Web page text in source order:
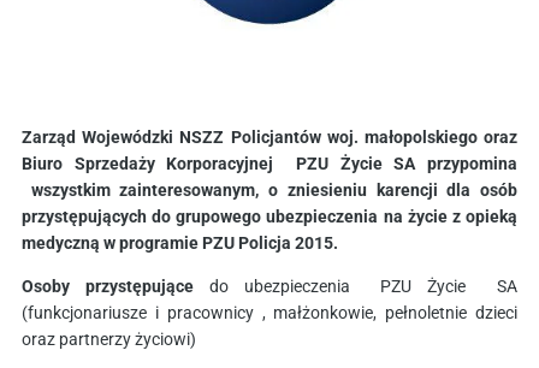
Zarząd Wojewódzki NSZZ Policjantów woj. małopolskiego oraz
Biuro Sprzedaży Korporacyjnej PZU Życie SA przypomina
wszystkim zainteresowanym, o zniesieniu karencji dla osób
przystępujących do grupowego ubezpieczenia na życie z opieką
medyczną w programie PZU Policja 2015.
Osoby przystępującedo ubezpieczenia PZU Życie SA
(funkcjonariusze i pracownicy , małżonkowie, pełnoletnie dzieci
oraz partnerzy życiowi)